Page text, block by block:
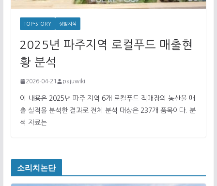
TOP-STORY 생활지식
2025년 파주지역 로컬푸드 매출현
황 분석
2026-04-21 pajuwiki
이 내용은 2025년 파주 지역 6개 로컬푸드 직매장의 농산물 매
출 실적을 분석한 결과로 전체 분석 대상은 237개 품목이다. 분
석 자료는
소리치논단